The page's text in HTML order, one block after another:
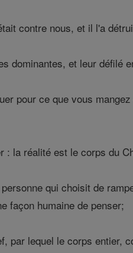
contre nous, et il l'a
dominantes, et leur défilé
pour ce que vous
: la réalité est le corps du
qui choisit de
façon humaine de penser;
par lequel le corps entier,